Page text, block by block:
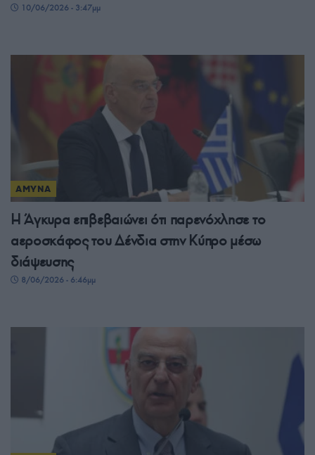
10/06/2026 - 3:47μμ
ΑΜΥΝΑ
Η Άγκυρα επιβεβαιώνει ότι παρενόχλησε το
αεροσκάφος του Δένδια στην Κύπρο μέσω
διάψευσης
8/06/2026 - 6:46μμ